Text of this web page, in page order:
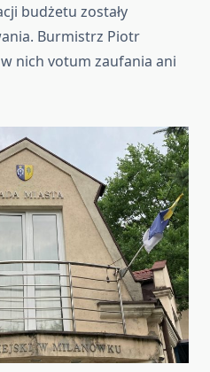
budżetu zostały
Burmistrz Piotr
nich votum zaufania ani